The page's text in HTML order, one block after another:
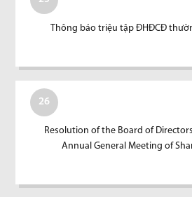
Thông báo triệu tập ĐHĐCĐ
26
Resolution of the Board of
Annual General Meeting of